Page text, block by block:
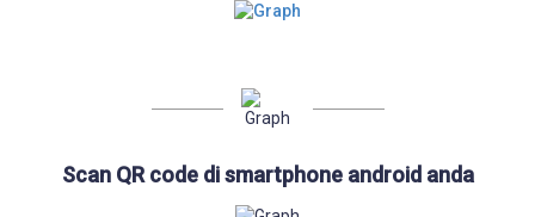
Scan QR code di smartphone android anda